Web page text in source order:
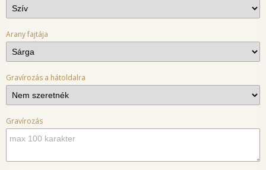
Arany fajtája
Gravírozás a hátoldalra
Gravírozás